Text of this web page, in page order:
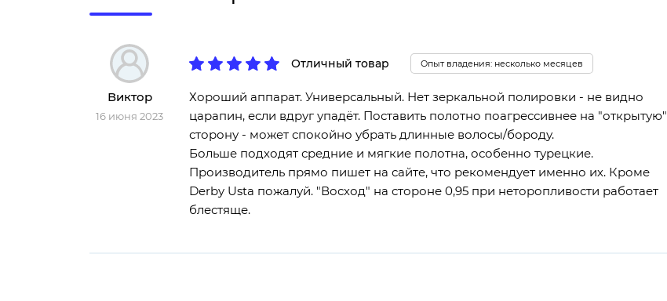
Виктор
16 июня 2023
Отличный товар Опыт владения: несколько месяцев
Хороший аппарат. Универсальный. Нет зеркальной полировки - не видно
царапин, если вдруг упадёт. Поставить полотно поагрессивнее на "открытую"
сторону - может спокойно убрать длинные волосы/бороду.
Больше подходят средние и мягкие полотна, особенно турецкие.
Производитель прямо пишет на сайте, что рекомендует именно их. Кроме
Derby Usta пожалуй. "Восход" на стороне 0,95 при неторопливости работает
блестяще.